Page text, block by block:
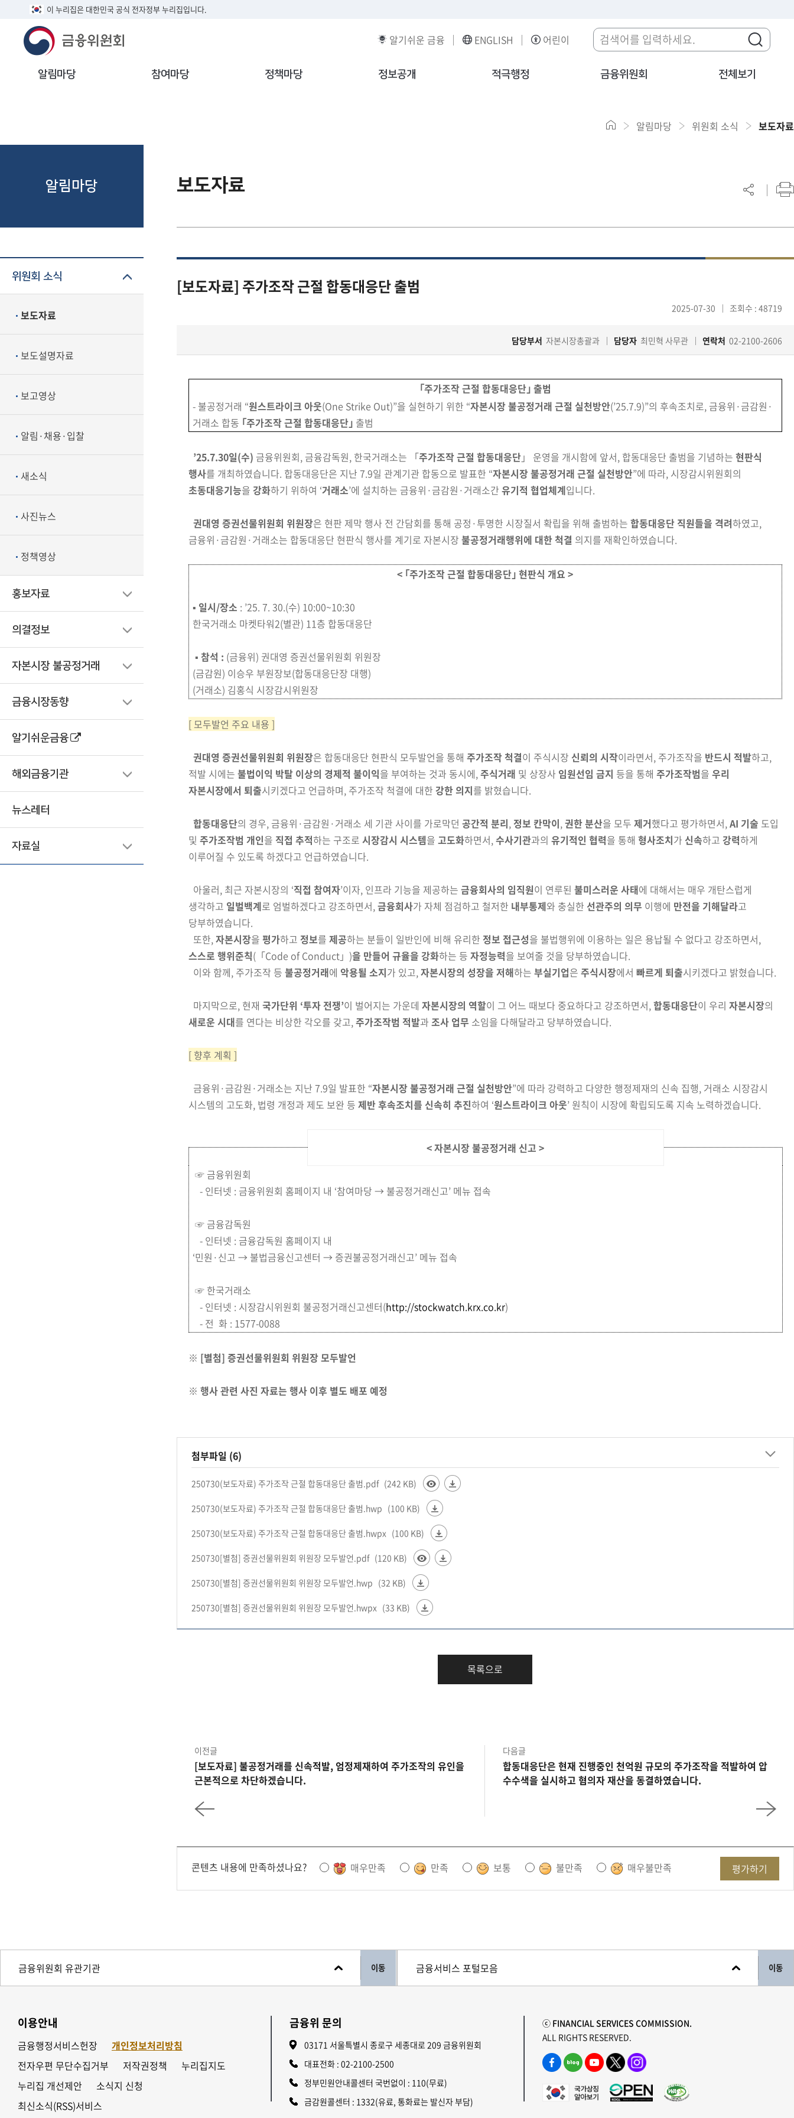
이 누리집은 대한민국 공식 전자정부 누리집입니다.
알기쉬운 금융 ENGLISH 어린이
알림마당 참여마당 정책마당 정보공개 적극행정 금융위원회 전체보기
알림마당
위원회 소식
보도자료
보도설명자료
보고영상
알림·채용·입찰
새소식
사진뉴스
정책영상
홍보자료
의결정보
자본시장 불공정거래
금융시장동향
알기쉬운금융
해외금융기관
뉴스레터
자료실
알림마당 위원회 소식 보도자료
보도자료
[보도자료] 주가조작 근절 합동대응단 출범
2025-07-30 조회수 : 48719
담당부서 자본시장총괄과 담당자 최민혁 사무관 연락처 02-2100-2606
｢주가조작 근절 합동대응단｣ 출범
- 불공정거래 “원스트라이크 아웃(One Strike Out)”을 실현하기 위한 “자본시장 불공정거래 근절 실천방안(’25.7.9)”의 후속조치로, 금융위·금감원·
거래소 합동 ｢주가조작 근절 합동대응단｣ 출범
’25.7.30일(수) 금융위원회, 금융감독원, 한국거래소는 「주가조작 근절 합동대응단」 운영을 개시함에 앞서, 합동대응단 출범을 기념하는 현판식
행사를 개최하였습니다. 합동대응단은 지난 7.9일 관계기관 합동으로 발표한 “자본시장 불공정거래 근절 실천방안”에 따라, 시장감시위원회의
초동대응기능을 강화하기 위하여 ‘거래소’에 설치하는 금융위·금감원·거래소간 유기적 협업체계입니다.
권대영 증권선물위원회 위원장은 현판 제막 행사 전 간담회를 통해 공정 ·투명한 시장질서 확립을 위해 출범하는 합동대응단 직원들을 격려하였고,
금융위·금감원·거래소는 합동대응단 현판식 행사를 계기로 자본시장 불공정거래행위에 대한 척결 의지를 재확인하였습니다.
< ｢주가조작 근절 합동대응단｣ 현판식 개요 >
▪ 일시/장소 : ’25. 7. 30.(수) 10:00~10:30
한국거래소 마켓타워2(별관) 11층 합동대응단
▪ 참석 : (금융위) 권대영 증권선물위원회 위원장
(금감원) 이승우 부원장보(합동대응단장 대행)
(거래소) 김홍식 시장감시위원장
[ 모두발언 주요 내용 ]
권대영 증권선물위원회 위원장은 합동대응단 현판식 모두발언을 통해 주가조작 척결이 주식시장 신뢰의 시작이라면서, 주가조작을 반드시 적발하고,
적발 시에는 불법이익 박탈 이상의 경제적 불이익을 부여하는 것과 동시에,주식거래 및 상장사 임원선임 금지 등을 통해 주가조작범을 우리
자본시장에서 퇴출시키겠다고 언급하며, 주가조작 척결에 대한 강한 의지를 밝혔습니다.
합동대응단의 경우, 금융위·금감원·거래소 세 기관 사이를 가로막던 공간적 분리, 정보 칸막이,권한 분산을 모두 제거했다고 평가하면서,AI 기술 도입
및 주가조작범 개인을 직접 추적하는 구조로 시장감시 시스템을 고도화하면서,수사기관과의 유기적인 협력을 통해 형사조치가 신속하고 강력하게
이루어질 수 있도록 하겠다고 언급하였습니다.
아울러, 최근 자본시장의 ‘직접 참여자’이자, 인프라 기능을 제공하는 금융회사의 임직원이 연루된 불미스러운 사태에 대해서는 매우 개탄스럽게
생각하고 일벌백계로 엄벌하겠다고 강조하면서,금융회사가 자체 점검하고 철저한 내부통제와 충실한 선관주의 의무 이행에 만전을 기해달라고
당부하였습니다.
또한,자본시장을 평가하고 정보를 제공하는 분들이 일반인에 비해 유리한 정보 접근성을 불법행위에 이용하는 일은 용납될 수 없다고 강조하면서,
스스로 행위준칙(「Code of Conduct」)을 만들어 규율을 강화하는 등 자정능력을 보여줄 것을 당부하였습니다.
이와 함께, 주가조작 등 불공정거래에 악용될 소지가 있고,자본시장의 성장을 저해하는 부실기업은 주식시장에서 빠르게 퇴출시키겠다고 밝혔습니다.
마지막으로, 현재 국가단위 ‘투자 전쟁’이 벌어지는 가운데 자본시장의 역할이 그 어느 때보다 중요하다고 강조하면서,합동대응단이 우리 자본시장의
새로운 시대를 연다는 비상한 각오를 갖고,주가조작범 적발과 조사 업무 소임을 다해달라고 당부하였습니다.
[ 향후 계획 ]
금융위·금감원·거래소는 지난 7.9일 발표한 “자본시장 불공정거래 근절 실천방안”에 따라 강력하고 다양한 행정제재의 신속 집행, 거래소 시장감시
시스템의 고도화, 법령 개정과 제도 보완 등 제반 후속조치를 신속히 추진하여 ‘원스트라이크 아웃’ 원칙이 시장에 확립되도록 지속 노력하겠습니다.
< 자본시장 불공정거래 신고>
☞ 금융위원회
- 인터넷 : 금융위원회 홈페이지 내 ‘참여마당 → 불공정거래신고’ 메뉴 접속
☞ 금융감독원
- 인터넷 : 금융감독원 홈페이지 내
‘민원·신고 → 불법금융신고센터 → 증권불공정거래신고’ 메뉴 접속
☞ 한국거래소
- 인터넷 : 시장감시위원회 불공정거래신고센터(http://stockwatch.krx.co.kr)
- 전 화 : 1577-0088
※ [별첨] 증권선물위원회 위원장 모두발언
※ 행사 관련 사진 자료는 행사 이후 별도 배포 예정
첨부파일 (6)
250730(보도자료) 주가조작 근절 합동대응단 출범.pdf (242 KB)
250730(보도자료) 주가조작 근절 합동대응단 출범.hwp (100 KB)
250730(보도자료) 주가조작 근절 합동대응단 출범.hwpx (100 KB)
250730[별첨] 증권선물위원회 위원장 모두발언.pdf (120 KB)
250730[별첨] 증권선물위원회 위원장 모두발언.hwp (32 KB)
250730[별첨] 증권선물위원회 위원장 모두발언.hwpx (33 KB)
목록으로
이전글
[보도자료] 불공정거래를 신속적발, 엄정제재하여 주가조작의 유인을
근본적으로 차단하겠습니다.
다음글
합동대응단은 현재 진행중인 천억원 규모의 주가조작을 적발하여 압
수수색을 실시하고 혐의자 재산을 동결하였습니다.
콘텐츠 내용에 만족하셨나요? 매우만족 만족 보통 불만족 매우불만족 평가하기
이동 이동
이용안내
금융행정서비스헌장
개인정보처리방침
전자우편 무단수집거부
저작권정책
누리집지도
누리집 개선제안
소식지 신청
최신소식(RSS)서비스
금융위 문의
03171 서울특별시 종로구 세종대로 209 금융위원회
대표전화 : 02-2100-2500
정부민원안내콜센터 국번없이 : 110(무료)
금감원콜센터 : 1332(유료, 통화료는 발신자 부담)
ⓒ FINANCIAL SERVICES COMMISSION.
ALL RIGHTS RESERVED.